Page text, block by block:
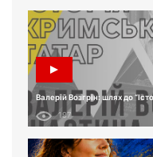
Валерій Возгрін: шлях до
197